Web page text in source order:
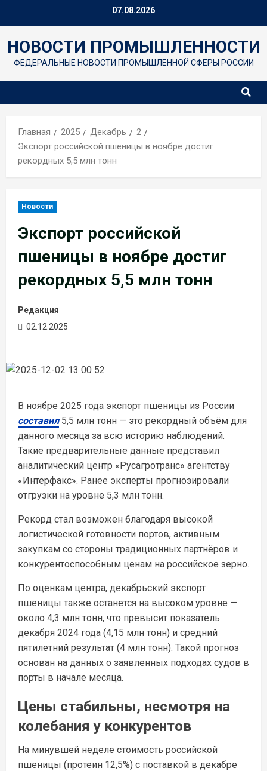
07.08.2026
НОВОСТИ ПРОМЫШЛЕННОСТИ
ФЕДЕРАЛЬНЫЕ НОВОСТИ ПРОМЫШЛЕННОЙ СФЕРЫ РОССИИ
Главная 2025 Декабрь
2
Экспорт российской пшеницы в ноябре достиг
рекордных 5,5 млн тонн
Новости
Экспорт российской
пшеницы в ноябре достиг
рекордных 5,5 млн тонн
Редакция
02.12.2025
В ноябре 2025 года экспорт пшеницы из России
составил 5,5 млн тонн — это рекордный объём для
данного месяца за всю историю наблюдений.
Такие предварительные данные представил
аналитический центр «Русагротранс» агентству
«Интерфакс». Ранее эксперты прогнозировали
отгрузки на уровне 5,3 млн тонн.
Рекорд стал возможен благодаря высокой
логистической готовности портов, активным
закупкам со стороны традиционных партнёров и
конкурентоспособным ценам на российское зерно.
По оценкам центра, декабрьский экспорт
пшеницы также останется на высоком уровне —
около 4,3 млн тонн, что превысит показатель
декабря 2024 года (4,15 млн тонн) и средний
пятилетний результат (4 млн тонн). Такой прогноз
основан на данных о заявленных подходах судов в
порты в начале месяца.
Цены стабильны, несмотря на
колебания у конкурентов
На минувшей неделе стоимость российской
пшеницы (протеин 12,5%) с поставкой в декабре